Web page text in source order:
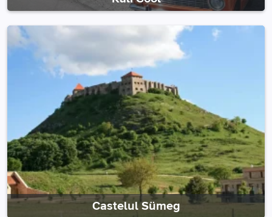
Castelul Sümeg